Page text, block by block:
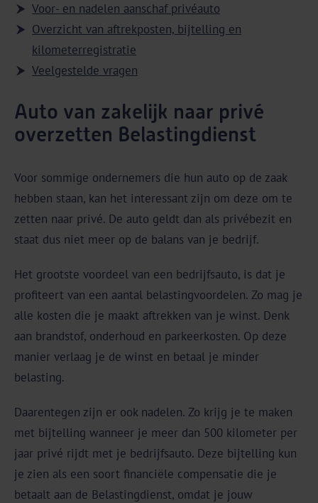
Voor- en nadelen aanschaf privéauto
Overzicht van aftrekposten, bijtelling en
kilometerregistratie
Veelgestelde vragen
Auto van zakelijk naar privé
overzetten Belastingdienst
Voor sommige ondernemers die hun auto op de zaak
hebben staan, kan het interessant zijn om deze om te
zetten naar privé. De auto geldt dan als privébezit en
staat dus niet meer op de balans van je bedrijf.
Het grootste voordeel van een bedrijfsauto, is dat je
profiteert van een aantal belastingvoordelen. Zo mag je
alle kosten die je maakt aftrekken van je winst. Denk
aan brandstof, onderhoud en parkeerkosten. Op deze
manier verlaag je de winst en betaal je minder
belasting.
Daarentegen zijn er ook nadelen. Zo krijg je te maken
met bijtelling wanneer je meer dan 500 kilometer per
jaar privé rijdt met je bedrijfsauto. Deze bijtelling kun
je zien als een soort financiële compensatie die je
betaalt aan de Belastingdienst, omdat je jouw